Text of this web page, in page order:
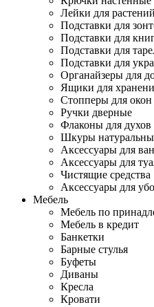
Лейки для растений
Подставки для
Подставки для
Подставки для
Подставки для
Органайзеры для
Ящики для
Стопперы для окон
Ручки дверные
Флаконы для
Шкуры
Аксессуары для
Аксессуары для
Чистящие средства
Аксессуары для
Мебель
Мебель по
Мебель в кредит
Банкетки
Барные стулья
Буфеты
Диваны
Кресла
Кровати